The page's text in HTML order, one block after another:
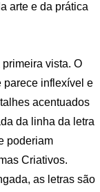
arte e da prática
vista. O
parece inflexível e
acentuados
da linha da letra
poderiam
Criativos.
as letras são